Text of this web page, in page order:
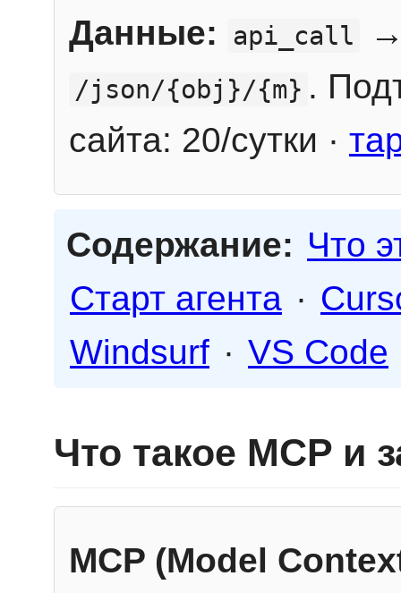
Данные: api_call
/json/{obj}/{m} .
сайта: 20/сутки ·
Содержание: Что
Старт агента ·
Windsurf · VS Code
Что такое MCP и
MCP (Model